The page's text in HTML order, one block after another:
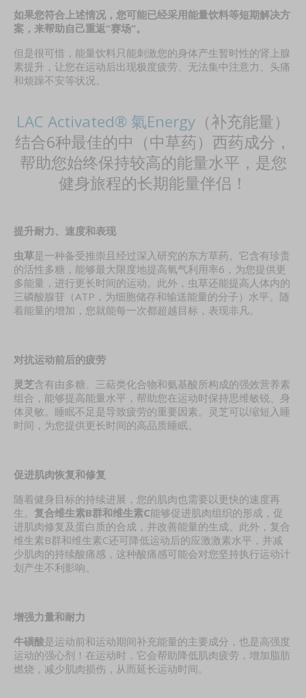
如果您符合上述情况，您可能已经采用能量饮料等短期解决方
案，来帮助自己重返“赛场”。
但是很可惜，能量饮料只能刺激您的身体产生暂时性的肾上腺
素提升，让您在运动后出现极度疲劳、无法集中注意力、头痛
和烦躁不安等状况。
LAC Activated® 氣Energy （补充能量）
结合6种最佳的中（中草药）西药成分，
帮助您始终保持较高的能量水平，是您
健身旅程的长期能量伴侣！
提升耐力、速度和表现
虫草是一种备受推崇且经过深入研究的东方草药。它含有珍贵
的活性多糖，能够最大限度地提高氧气利用率6，为您提供更
多能量，进行更长时间的运动。此外，虫草还能提高人体内的
三磷酸腺苷（ATP，为细胞储存和输送能量的分子）水平。随
着能量的增加，您就能每一次都超越目标，表现非凡。
对抗运动前后的疲劳
灵芝含有由多糖、三萜类化合物和氨基酸所构成的强效营养素
组合，能够提高能量水平，帮助您在运动时保持思维敏锐、身
体灵敏。睡眠不足是导致疲劳的重要因素。灵芝可以缩短入睡
时间，为您提供更长时间的高品质睡眠。
促进肌肉恢复和修复
随着健身目标的持续进展，您的肌肉也需要以更快的速度再
生。 复合维生素B群和维生素C能够促进肌肉组织的形成，促
进肌肉修复及蛋白质的合成，并改善能量的生成。此外，复合
维生素B群和维生素C还可降低运动后的应激激素水平，并减
少肌肉的持续酸痛感，这种酸痛感可能会对您坚持执行运动计
划产生不利影响。
增强力量和耐力
牛磺酸是运动前和运动期间补充能量的主要成分，也是高强度
运动的强心剂！在运动时，它会帮助降低肌肉疲劳，增加脂肪
燃烧，减少肌肉损伤，从而延长运动时间。